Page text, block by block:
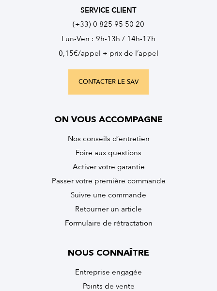
SERVICE CLIENT
(+33) 0 825 95 50 20
Lun-Ven : 9h-13h / 14h-17h
0,15€/appel + prix de l’appel
CONTACTER LE SAV
ON VOUS ACCOMPAGNE
Nos conseils d’entretien
Foire aux questions
Activer votre garantie
Passer votre première commande
Suivre une commande
Retourner un article
Formulaire de rétractation
NOUS CONNAÎTRE
Entreprise engagée
Points de vente